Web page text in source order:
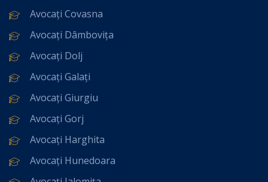
Avocați Covasna
Avocați Dâmbovița
Avocați Dolj
Avocați Galați
Avocați Giurgiu
Avocați Gorj
Avocați Harghita
Avocați Hunedoara